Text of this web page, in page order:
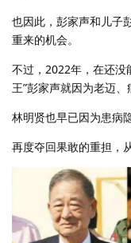
也因此，彭家声和儿子
重来的机会。
不过，2022年，在还没
王”彭家声就因为老迈、
林明贤也早已因为患病
再度夺回果敢的重担，